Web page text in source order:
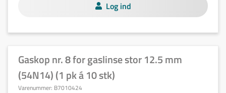
Log ind
Gaskop nr. 8 for gaslinse stor 12.5 mm
(54N14) (1 pk á 10 stk)
Varenummer: B7010424